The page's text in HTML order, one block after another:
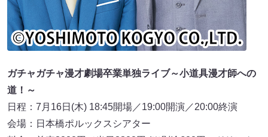
ガチャガチャ漫才劇場卒業単独ライブ～小道具漫才師への
道！～
日程：7月16日(木) 18:45開場／19:00開演／20:00終演
会場：日本橋ポルックスシアター